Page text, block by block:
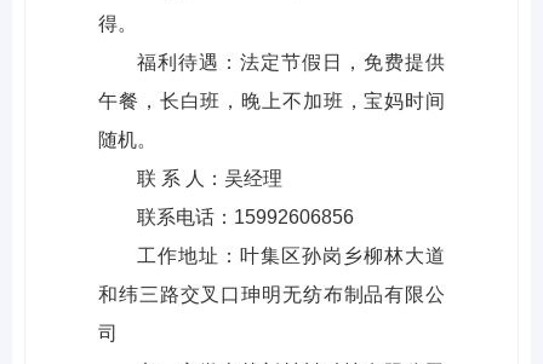
得。
福利待遇：法定节假日，免费提供
午餐，长白班，晚上不加班，宝妈时间
随机。
联 系 人：吴经理
联系电话：15992606856
工作地址：叶集区孙岗乡柳林大道
和纬三路交叉口珅明无纺布制品有限公
司